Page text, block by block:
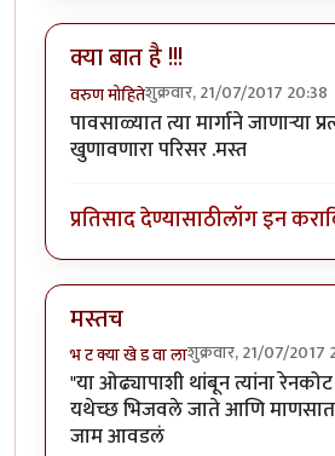
क्या बात है !!!
वरुण मोहितेशुक्रवार, 21/07/2017 20:38
पावसाळ्यात त्या मार्गाने जाणाऱ्या
खुणावणारा परिसर .मस्त
प्रतिसाद देण्यासाठीलॉग इन करा
मस्तच
भ ट क्या खे ड वा लाशुक्रवार, 21/07/2017
"या ओढ्यापाशी थांबून त्यांना
यथेच्छ भिजवले जाते आणि
जाम आवडलं